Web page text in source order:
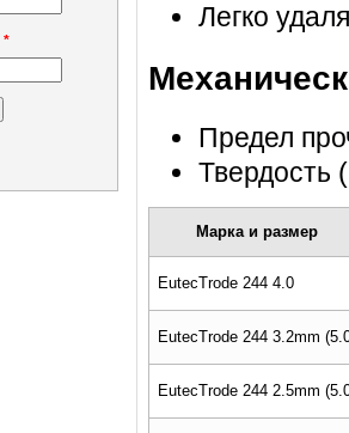
*
Легко
Предел
Твердость
Марка и размер
EutecTrode 244 4.0
EutecTrode 244 3.2mm
EutecTrode 244 2.5mm